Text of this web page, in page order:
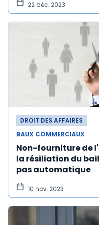
22 déc. 2023
DROIT DES AFFAIRES
BAUX COMMERCIAUX
Non-fourniture de
la résiliation du
pas automatique
10 nov. 2023